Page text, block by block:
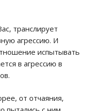
транслирует
агрессию. И
испытывать
в агрессию в
от отчаяния,